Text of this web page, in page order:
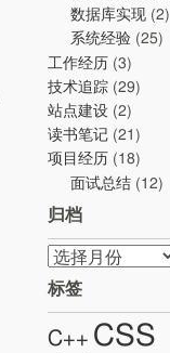
数据库实现 (2)
系统经验 (25)
工作经历 (3)
技术追踪 (29)
站点建设 (2)
读书笔记 (21)
项目经历 (18)
面试总结 (12)
归档
归
档
标签
C++ CSS